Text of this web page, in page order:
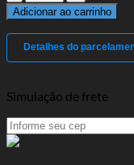
Axial
Civic
01/06
quantidade
Adicionar ao carrinho
Detalhes do
Simulação de frete